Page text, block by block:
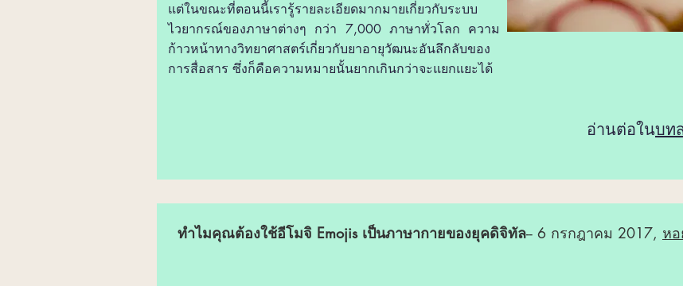
แต่ในขณะที่ตอนนี้เรารู้รายละเอียดมากมายเกี่ยวกับระบบ
ไวยากรณ์ของภาษาต่างๆ กว่า 7,000 ภาษาทั่วโลก ความ
ก้าวหน้าทางวิทยาศาสตร์เกี่ยวกับยาอายุวัฒนะอันลึกลับของ
การสื่อสาร ซึ่งก็คือความหมายนั้นยากเกินกว่าจะแยกแยะได้
อ่านต่อในบท
ทำไมคุณต้องใช้อีโมจิ Emojis เป็นภาษากายของยุคดิจิทัล-- 6 กรกฎาคม 2017, ห